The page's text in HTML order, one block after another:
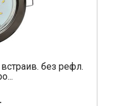
без рефл.